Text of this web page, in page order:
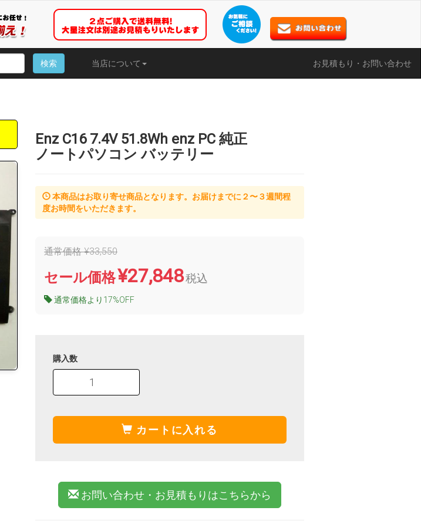
検索 当店について お見積もり・お問い合わせ
Enz C16 7.4V 51.8Wh enz PC 純正
ノートパソコン バッテリー
本商品はお取り寄せ商品となります。お届けまでに２〜３週間程
度お時間をいただきます。
通常価格 ¥33,550
セール価格¥27,848税込
通常価格より17%OFF
購入数
カートに入れる
お問い合わせ・お見積もりはこちらから